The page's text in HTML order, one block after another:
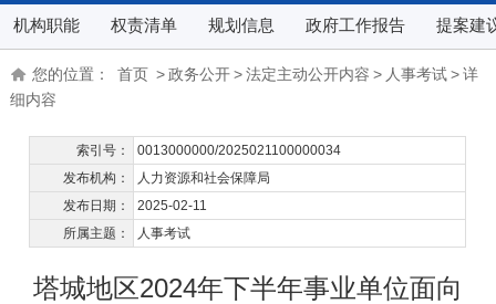
机构职能 权责清单 规划信息 政府工作报告 提案建
您的位置： 首页 >政务公开>法定主动公开内容 > 人事考试>详
细内容
索引号：
0013000000/2025021100000034
发布机构：
人力资源和社会保障局
发布日期：
2025-02-11
所属主题：
人事考试
塔城地区2024年下半年事业单位面向